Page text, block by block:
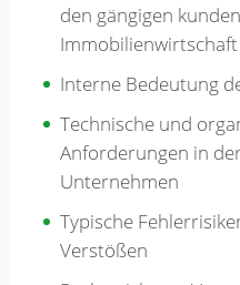
den gängigen
Immobilienwirtschaft
Interne Bedeutung
Technische und
Anforderungen in
Unternehmen
Typische
Verstößen